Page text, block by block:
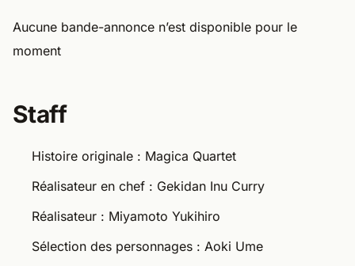
Aucune bande-annonce n’est disponible pour le
moment
Staff
Histoire originale : Magica Quartet
Réalisateur en chef : Gekidan Inu Curry
Réalisateur : Miyamoto Yukihiro
Sélection des personnages : Aoki Ume